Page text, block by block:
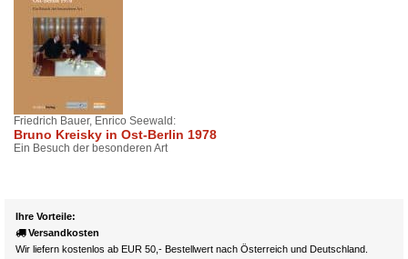
Friedrich Bauer, Enrico Seewald:
Bruno Kreisky in Ost-Berlin 1978
Ein Besuch der besonderen Art
Ihre Vorteile:
Versandkosten
Wir liefern kostenlos ab EUR 50,- Bestellwert nach Österreich und Deutschland.